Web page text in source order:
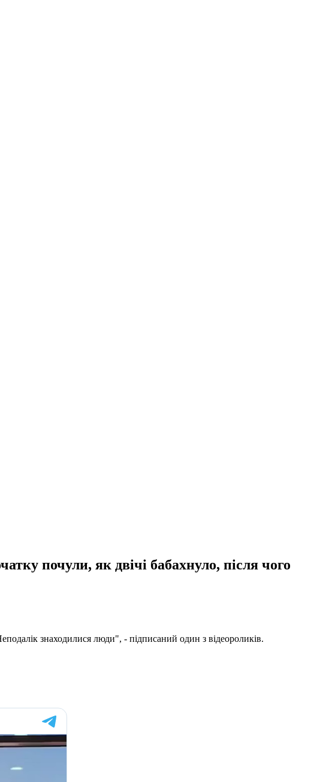
почули, як двічі бабахнуло, після чого
знаходилися люди", - підписаний один з відеороликів.